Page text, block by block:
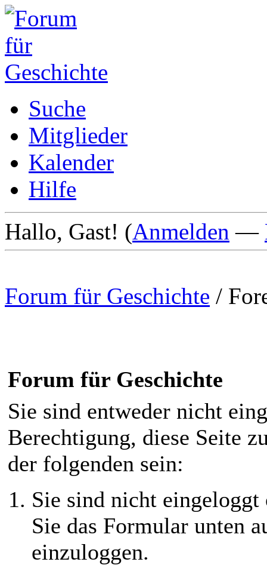
Suche
Mitglieder
Kalender
Hilfe
Hallo, Gast! (Anmelden —
Forum für Geschichte /
Forum für Geschichte
Sie sind entweder nicht
Berechtigung, diese Seite
der folgenden sein:
Sie sind nicht
Sie das Formular unten
einzuloggen.